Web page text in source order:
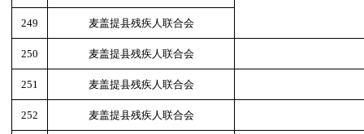
249 麦盖提县残疾人联合会
250 麦盖提县残疾人联合会
251 麦盖提县残疾人联合会
252 麦盖提县残疾人联合会